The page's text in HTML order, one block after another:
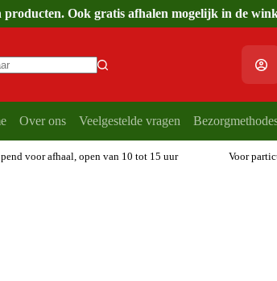
Ook gratis afhalen mogelijk in de
Over ons Veelgestelde vragen
voor afhaal, open van 10 tot 15 uur Voor